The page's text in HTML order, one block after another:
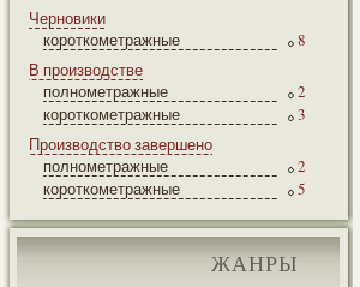
Черновики
короткометражные
8
В производстве
полнометражные
2
короткометражные
3
Производство завершено
полнометражные
2
короткометражные
5
ЖАНРЫ